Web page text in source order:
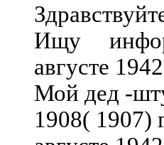
Ищу
августе 1942
Мой дед -
1908( 1907)